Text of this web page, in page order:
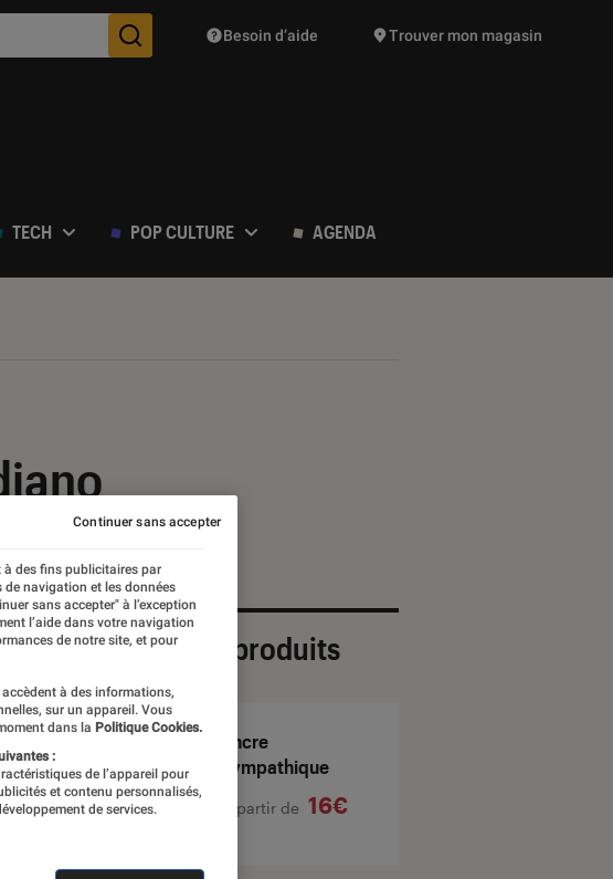
Des suggestions de produits vont vous être proposées
Besoin d’aide Trouver mon magasin
TECH POP CULTURE AGENDA
Sélection de produits
Encre
sympathique
À partir de 16€
à des fins publicitaires par
navigation et les données
sans accepter" à l’exception
l’aide dans votre navigation
de notre site, et pour
à des informations,
sur un appareil. Vous
dans la Politique Cookies.
:
de l’appareil pour
et contenu personnalisés,
de services.
Continuer sans accepter